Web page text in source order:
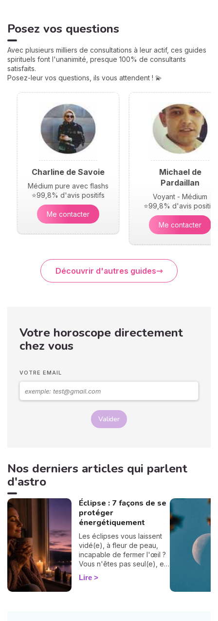
naissance, elles jouent un
rôle très important pour
personnalité et votre avenir.
Voici leurs significations !
Posez vos questions
Avec plusieurs milliers de consultations à leur actif, ces guides
spirituels font l'unanimité, presque 100% de consultants
satisfaits.
Posez-leur vos questions, ils vous attendent ! 💫
Charline de Savoie
Médium pure avec flashs
⭐99,8% d'avis positifs
Me contacter
Michael de
Pardaillan
Voyant - Médium
⭐99,8% d'avis positifs
Me contacter
Découvrir d'autres guides
Votre horoscope directement
chez vous
VOTRE EMAIL
Valider
Nos derniers articles qui parlent
d'astro
Éclipse : 7 façons de se
protéger
énergétiquement
Les éclipses vous laissent
vidé(e), à fleur de peau,
incapable de fermer l'œil ?
Vous n'êtes pas seul(e), et
surtout : ça se traverse en
douceur. Voici 7 gestes
Lire